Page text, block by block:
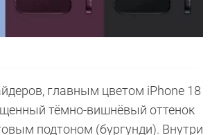
главным цветом iPhone 18
тёмно-вишнёвый оттенок
подтоном (бургунди). Внутри